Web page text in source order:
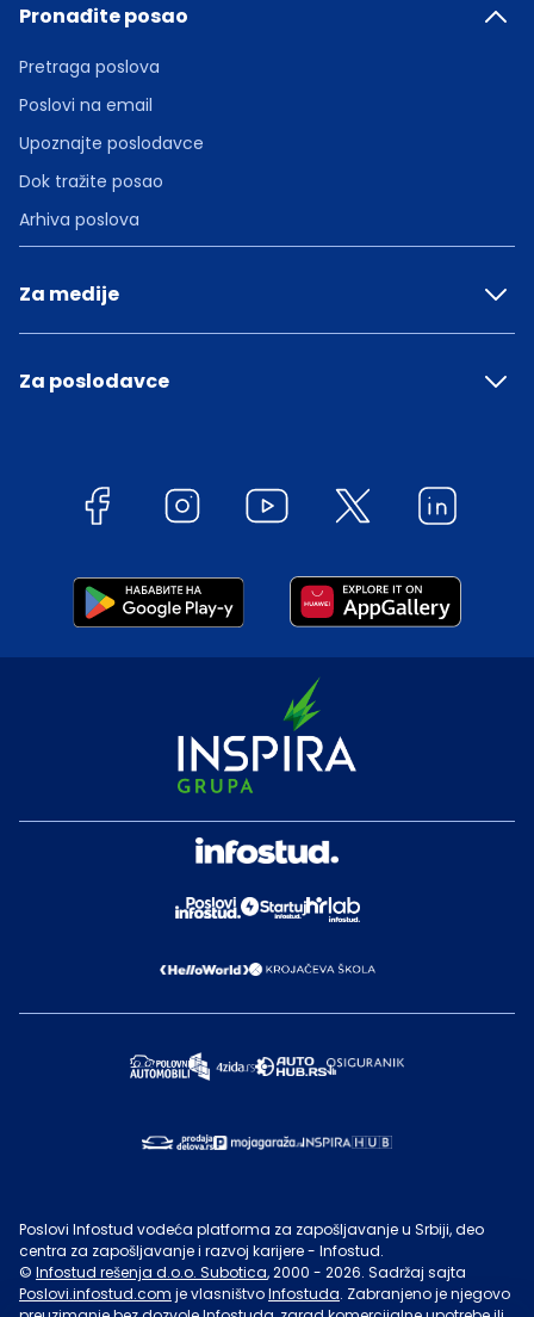
Pronađite posao
Pretraga poslova
Poslovi na email
Upoznajte poslodavce
Dok tražite posao
Arhiva poslova
Za medije
Za poslodavce
Poslovi Infostud vodeća platforma za zapošljavanje u Srbiji, deo
centra za zapošljavanje i razvoj karijere - Infostud.
© Infostud rešenja d.o.o. Subotica, 2000 - 2026. Sadržaj sajta
Poslovi.infostud.com je vlasništvoInfostuda. Zabranjeno je njegovo